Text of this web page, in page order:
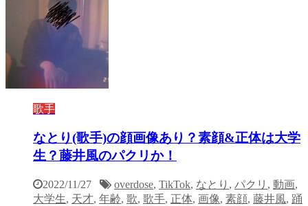
歌手
なとり(歌手)の顔画像あり？素顔&正体は大学
生？藤井風のパクリか！
2022/11/27 overdose, TikTok, なとり , パクリ , 動画,
大学生, 天才, 年齢, 歌, 歌手, 正体, 画像, 素顔, 藤井風, 踊